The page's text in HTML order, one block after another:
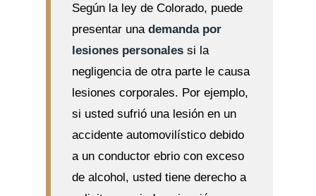
Según la ley de Colorado, puede
presentar una demanda por
lesiones personalessi la
negligencia de otra parte le causa
lesiones corporales. Por ejemplo,
si usted sufrió una lesión en un
accidente automovilístico debido
a un conductor ebrio con exceso
de alcohol, usted tiene derecho a